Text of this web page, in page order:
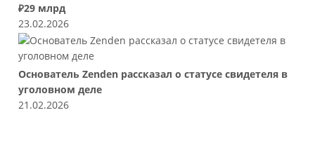
₽29 млрд
23.02.2026
Основатель Zenden рассказал о статусе свидетеля в
уголовном деле
21.02.2026